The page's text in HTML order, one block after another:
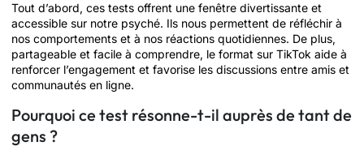
Tout d’abord, ces tests offrent une fenêtre divertissante et
accessible sur notre psyché. Ils nous permettent de réfléchir à
nos comportements et à nos réactions quotidiennes. De plus,
partageable et facile à comprendre, le format sur TikTok aide à
renforcer l’engagement et favorise les discussions entre amis et
communautés en ligne.
Pourquoi ce test résonne-t-il auprès de tant de
gens ?